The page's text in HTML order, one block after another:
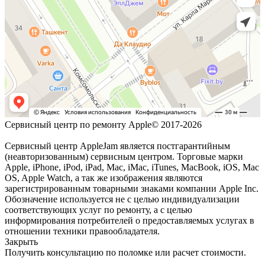
Сервисный центр по ремонту Apple© 2017-2026
Сервисный центр AppleJam является постгарантийным
(неавторизованным) сервисным центром. Торговые марки
Apple, iPhone, iPod, iPad, Mac, iMac, iTunes, MacBook, iOS, Mac
OS, Apple Watch, а так же изображения являются
зарегистрированным товарными знаками компании Apple Inc.
Обозначение используется не с целью индивидуализации
соответствующих услуг по ремонту, а с целью
информирования потребителей о предоставляемых услугах в
отношении техники правообладателя.
Закрыть
Получить консультацию по поломке или расчет стоимости.